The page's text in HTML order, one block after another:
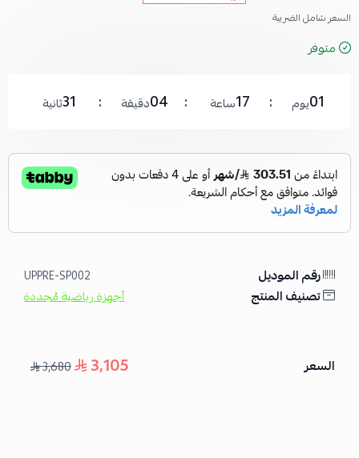
السعر شامل الضريبة
متوفر
31ثانية 04دقيقة 17ساعة 01يوم
رقم الموديل UPPRE-SP002
تصنيف المنتج أجهزة رياضية مُجددة
السعر 3,105
3,680